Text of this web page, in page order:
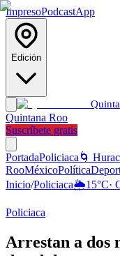
ImpresoPodcastApp
Edición
Quinta
Quintana Roo
Suscríbete gratis
PortadaPoliciaca 🌀
RooMéxicoPolítica
Inicio/Policiaca🌦️15°C·
Policiaca
Arrestan a dos